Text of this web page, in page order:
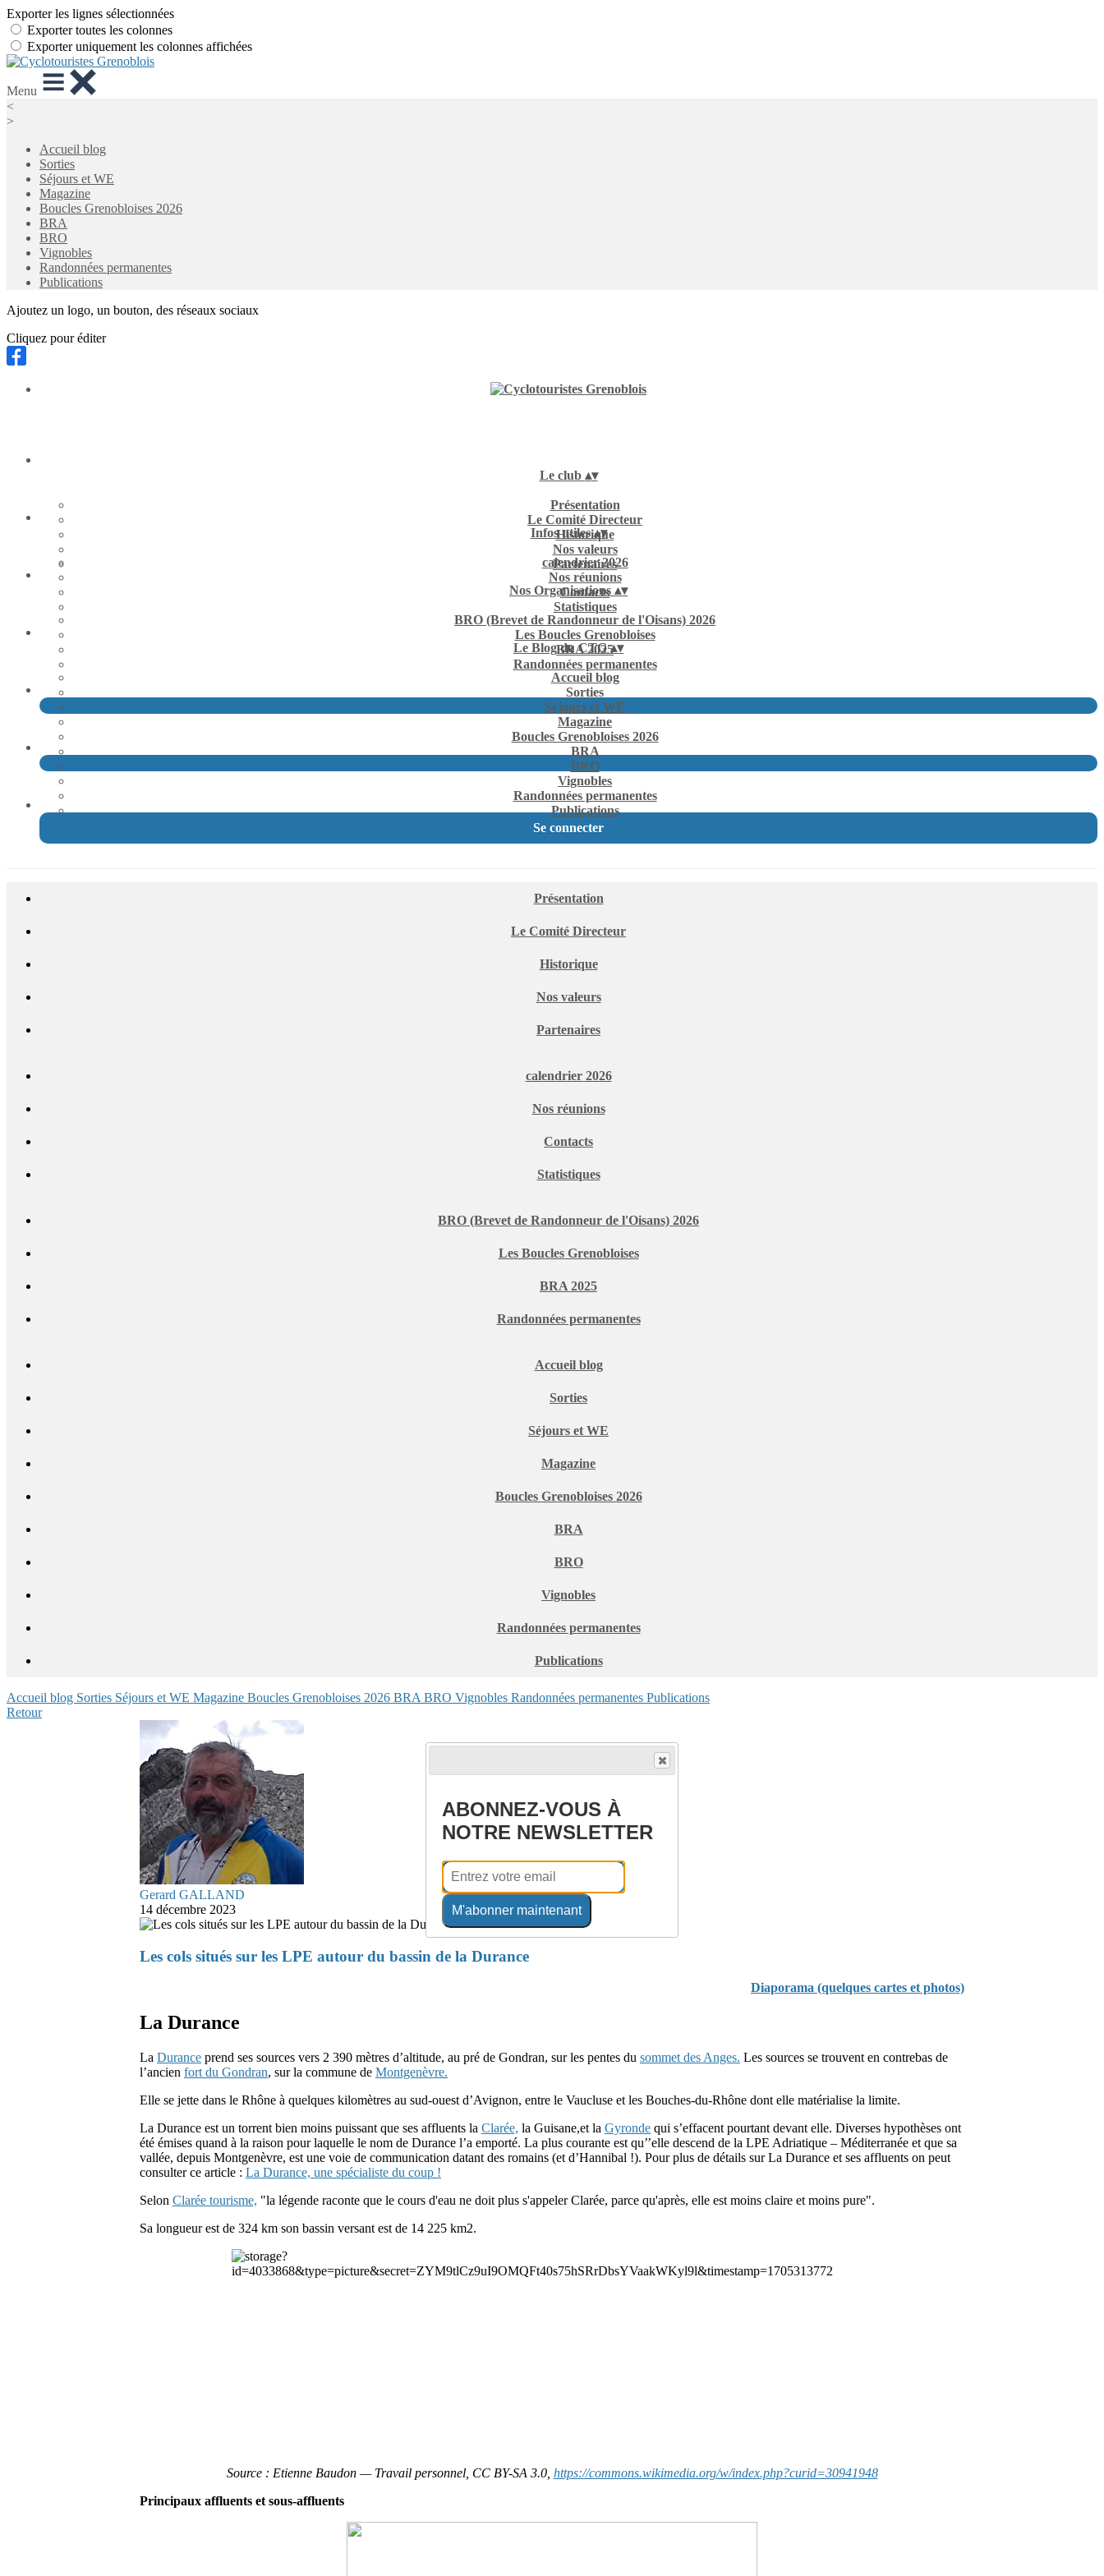
Exporter les lignes sélectionnées
Exporter toutes les colonnes
Exporter uniquement les colonnes affichées
Menu
<
>
Accueil blog
Sorties
Séjours et WE
Magazine
Boucles Grenobloises 2026
BRA
BRO
Vignobles
Randonnées permanentes
Publications
Ajoutez un logo, un bouton, des réseaux sociaux
Cliquez pour éditer
Le club ▴▾
Présentation
Le Comité Directeur
Historique
Nos valeurs
Partenaires
Infos utiles▴▾
calendrier 2026
Nos réunions
Contacts
Statistiques
Nos Organisations ▴▾
BRO (Brevet de Randonneur de l'Oisans) 2026
Les Boucles Grenobloises
BRA 2025
Randonnées permanentes
Le Blog du CTG▴▾
Accueil blog
Sorties
Séjours et WE
Magazine
Boucles Grenobloises 2026
BRA
BRO
Vignobles
Randonnées permanentes
Publications
Se connecter
Présentation
Le Comité Directeur
Historique
Nos valeurs
Partenaires
calendrier 2026
Nos réunions
Contacts
Statistiques
BRO (Brevet de Randonneur de l'Oisans) 2026
Les Boucles Grenobloises
BRA 2025
Randonnées permanentes
Accueil blog
Sorties
Séjours et WE
Magazine
Boucles Grenobloises 2026
BRA
BRO
Vignobles
Randonnées permanentes
Publications
Accueil blog Sorties Séjours et WE Magazine Boucles Grenobloises 2026 BRA BRO Vignobles Randonnées permanentes Publications
Retour
Gerard GALLAND
14 décembre 2023
Les cols situés sur les LPE autour du bassin de la Durance
Diaporama (quelques cartes et photos)
La Durance
La Durance prend ses sources vers 2 390 mètres d’altitude, au pré de Gondran, sur les pentes du sommet des Anges. Les sources se trouvent en contrebas de
l’ancien fort du Gondran, sur la commune de Montgenèvre.
Elle se jette dans le Rhône à quelques kilomètres au sud-ouest d’Avignon, entre le Vaucluse et les Bouches-du-Rhône dont elle matérialise la limite.
La Durance est un torrent bien moins puissant que ses affluents la Clarée, la Guisane,et la Gyronde qui s’effacent pourtant devant elle. Diverses hypothèses ont
été émises quand à la raison pour laquelle le nom de Durance l’a emporté. La plus courante est qu’’elle descend de la LPE Adriatique – Méditerranée et que sa
vallée, depuis Montgenèvre, est une voie de communication datant des romains (et d’Hannibal !). Pour plus de détails sur La Durance et ses affluents on peut
consulter ce article : La Durance, une spécialiste du coup !
Selon Clarée tourisme, "la légende raconte que le cours d'eau ne doit plus s'appeler Clarée, parce qu'après, elle est moins claire et moins pure".
Sa longueur est de 324 km son bassin versant est de 14 225 km2.
Source : Etienne Baudon — Travail personnel, CC BY-SA 3.0, https://commons.wikimedia.org/w/index.php?curid=30941948
Principaux affluents et sous-affluents
ABONNEZ-VOUS À
NOTRE NEWSLETTER
M'abonner maintenant